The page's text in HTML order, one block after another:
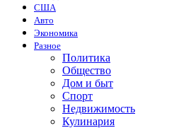
США
Авто
Экономика
Разное
Политика
Общество
Дом и быт
Спорт
Недвижимость
Кулинария